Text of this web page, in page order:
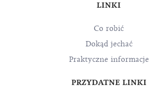
LINKI
Co robić
Dokąd jechać
Praktyczne informacje
PRZYDATNE LINKI